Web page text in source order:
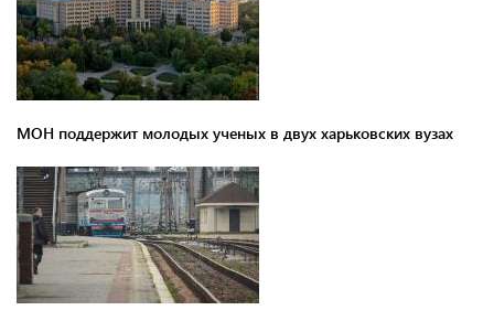
МОН поддержит молодых ученых в двух харьковских вузах